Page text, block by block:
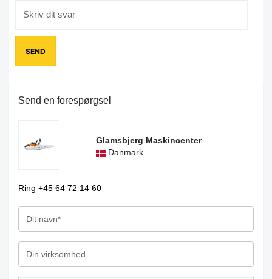
Send en forespørgsel
Glamsbjerg Maskincenter
Danmark
Ring +45 64 72 14 60